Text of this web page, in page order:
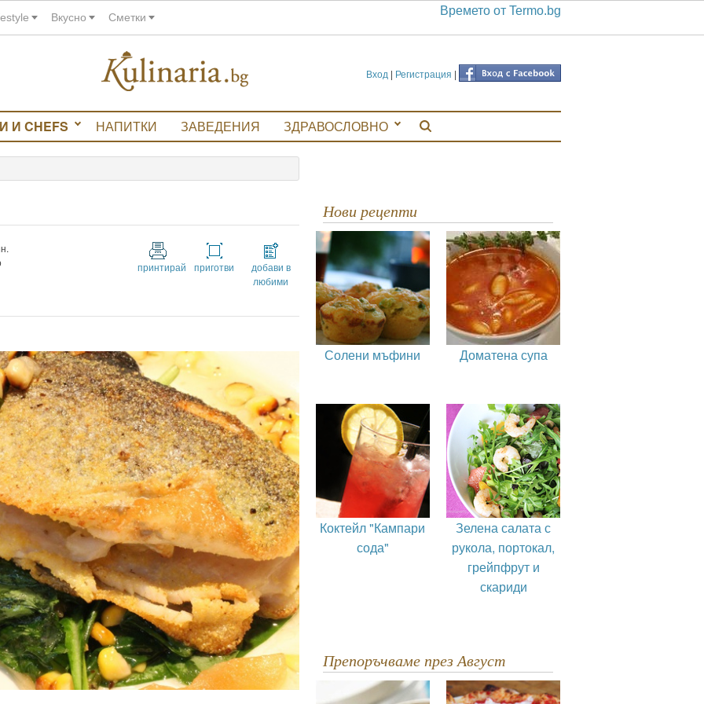
Вкусно Сметки Времето от Termo.bg
Вход | Регистрация |
И CHEFS НАПИТКИ ЗАВЕДЕНИЯ ЗДРАВОСЛОВНО
принтирай приготви
добави в
любими
Нови рецепти
Солени мъфини Доматена супа
Коктейл "Кампари
сода"
Зелена салата с
рукола, портокал,
грейпфрут и
скариди
Препоръчваме през Август